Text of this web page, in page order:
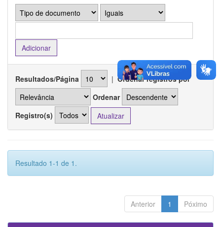
Resultados/Página | Ordenar registros por
Ordenar
Registro(s)
Resultado 1-1 de 1.
Anterior 1 Póximo